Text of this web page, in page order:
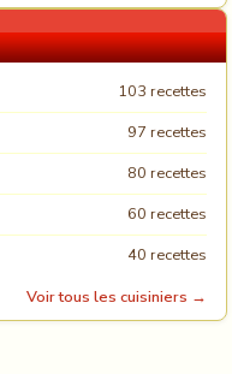
103 recettes
97 recettes
80 recettes
60 recettes
40 recettes
Voir tous les cuisiniers →